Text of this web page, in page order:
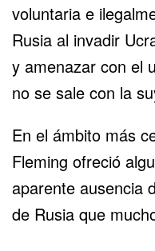
voluntaria e
Rusia al invadir
y amenazar con el
no se sale con la
En el ámbito más
Fleming ofreció
aparente ausencia
de Rusia que